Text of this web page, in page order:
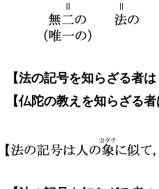
【法の記号を知らざる者
【仏陀の教えを知らざる